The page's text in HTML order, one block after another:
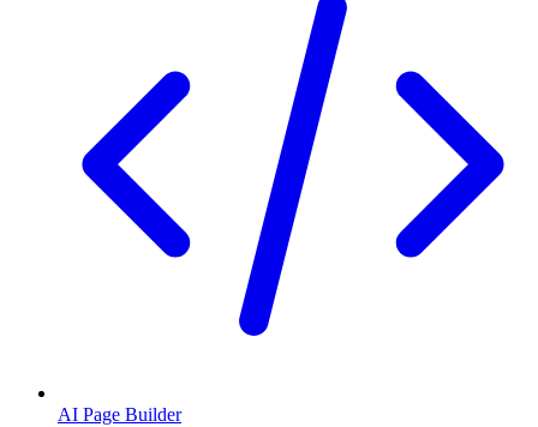
AI Page Builder